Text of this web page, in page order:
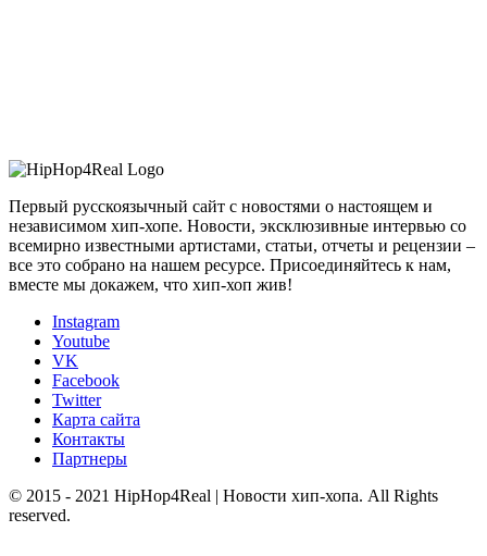
Первый русскоязычный сайт с новостями о настоящем и
независимом хип-хопе. Новости, эксклюзивные интервью со
всемирно известными артистами, статьи, отчеты и рецензии –
все это собрано на нашем ресурсе. Присоединяйтесь к нам,
вместе мы докажем, что хип-хоп жив!
Instagram
Youtube
VK
Facebook
Twitter
Карта сайта
Контакты
Партнеры
© 2015 - 2021 HipHop4Real | Новости хип-хопа. All Rights
reserved.